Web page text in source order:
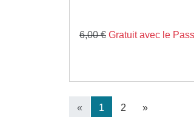
6,00 € Gratuit avec le
« 1 2 »